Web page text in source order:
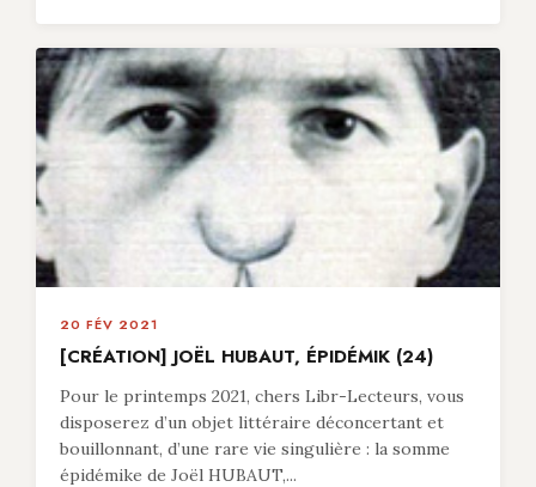
20 FÉV 2021
[CRÉATION] JOËL HUBAUT, ÉPIDÉMIK (24)
Pour le printemps 2021, chers Libr-Lecteurs, vous
disposerez d’un objet littéraire déconcertant et
bouillonnant, d’une rare vie singulière : la somme
épidémike de Joël HUBAUT,...